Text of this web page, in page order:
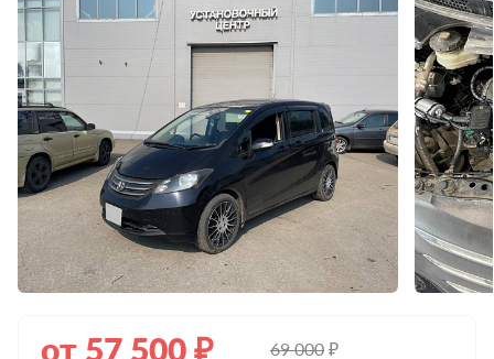
от 57 500₽ 69 000₽